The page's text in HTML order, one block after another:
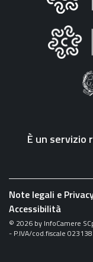
"Fattura
È un servizio
Note legali e
Accessibilità
© 2026 by InfoCamere
- P.IVA/cod.fiscale